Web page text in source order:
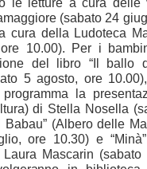
(sabato 24
cura della Ludoteca
10.00). Per i
del libro “Il ballo
5 agosto, ore
la
di Stella Nosella
(Albero delle
ore 10.30) e
Mascarin